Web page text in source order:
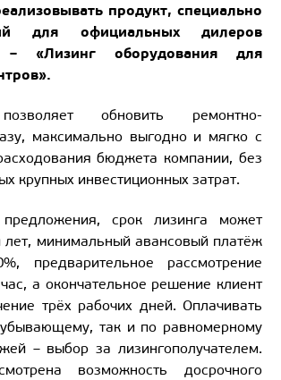
продукт, специально
для официальных дилеров
– «Лизинг оборудования для
обновить ремонтно-
максимально выгодно и мягко с
бюджета компании, без
крупных инвестиционных затрат.
срок лизинга может
лет, минимальный авансовый платёж
предварительное рассмотрение
а окончательное решение клиент
трёх рабочих дней. Оплачивать
так и по равномерному
– выбор за лизингополучателем.
возможность досрочного